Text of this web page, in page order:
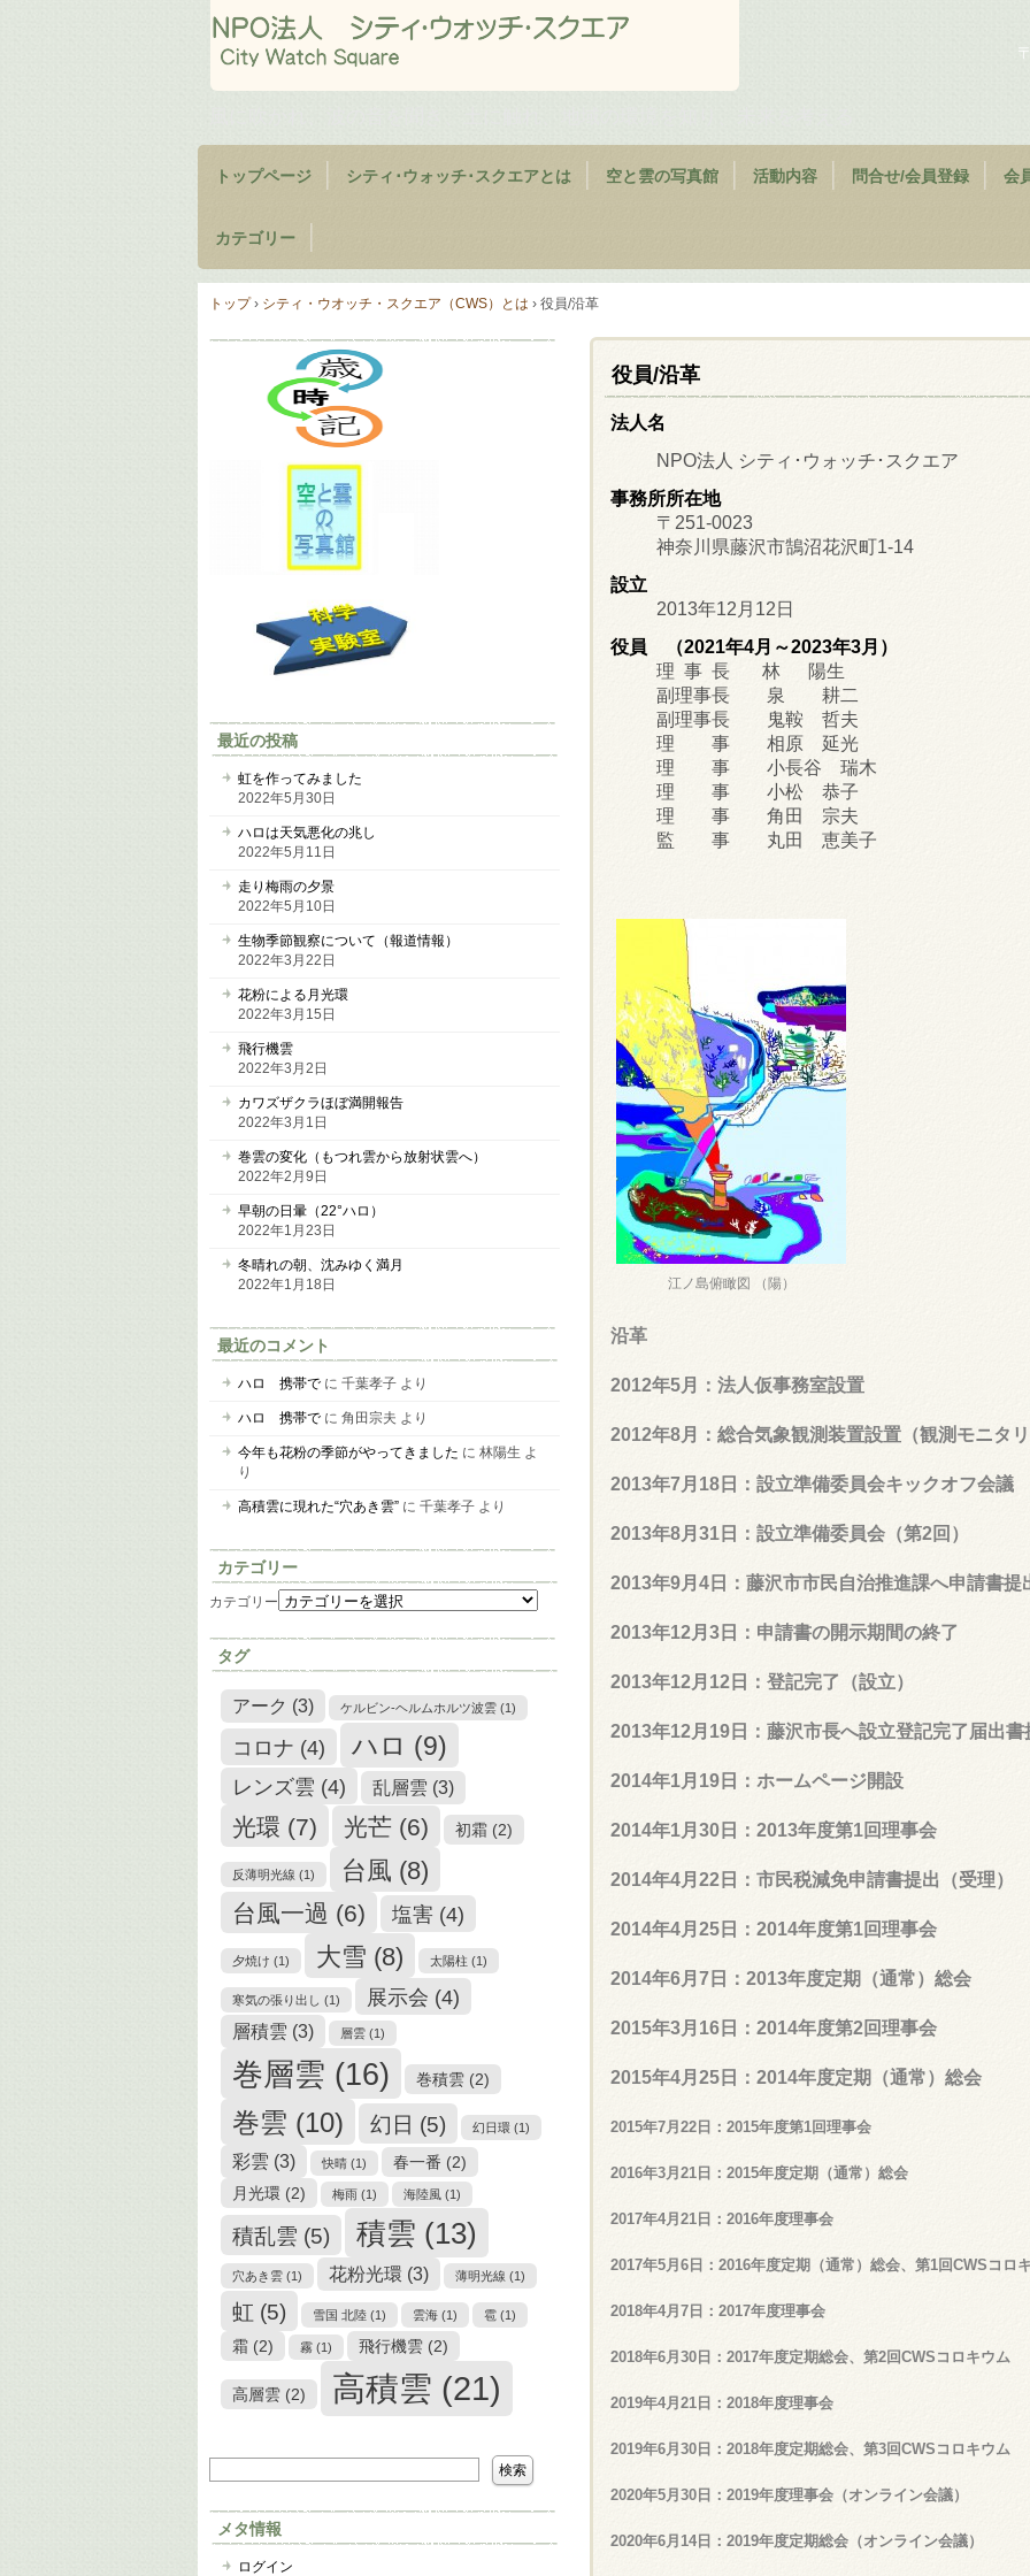
トップページ シティ･ウォッチ･スクエアとは 空と雲の写真館 活動内容 問合せ/会員登録 会
カテゴリー
トップ› シティ・ウオッチ・スクエア（CWS）とは › 役員/沿革
役員/沿革
法人名
NPO法人 シティ･ウォッチ･スクエア
事務所所在地
〒251-0023
神奈川県藤沢市鵠沼花沢町1-14
設立
2013年12月12日
役員 （2021年4月～2023年3月）
理 事 長 林 陽生
副理事長 泉 耕二
副 理事長 鬼鞍 哲夫
理 事 相原 延光
理 事 小長谷 瑞木
理 事 小松 恭子
理 事 角田 宗夫
監 事 丸田 恵美子
江ノ島俯瞰図 （陽）
沿革
2012年5月：法人仮事務室設置
2012年8月：総合気象観測装置設置（観測モニタ
2013年7月18日：設立準備委員会キックオフ会議
2013年8月31日：設立準備委員会（第2回）
2013年9月4日：藤沢市市民自治推進課へ申請書提
2013年12月3日：申請書の開示期間の終了
2013年12月12日：登記完了（設立）
2013年12月19日：藤沢市長へ設立登記完了届出書
2014年1月19日：ホームページ開設
2014年1月30日：2013年度第1回理事会
2014年4月22日：市民税減免申請書提出（受理）
2014年4月25日：2014年度第1回理事会
2014年6月7日：2013年度定期（通常）総会
2015年3月16日：2014年度第2回理事会
2015年4月25日：2014年度定期（通常）総会
2015年7月22日：2015年度第1回理事会
2016年3月21日：2015年度定期（通常）総会
2017年4月21日：2016年度理事会
2017年5月6日：2016年度定期（通常）総会、第1回CWSコロ
2018年4月7日：2017年度理事会
2018年6月30日：2017年度定期総会、第2回CWSコロキウム
2019年4月21日：2018年度理事会
2019年6月30日：2018年度定期総会、第3回CWSコロキウム
2020年5月30日：2019年度理事会（オンライン会議）
2020年6月14日：2019年度定期総会（オンライン会議）
最近の投稿
虹を作ってみました
2022年5月30日
ハロは天気悪化の兆し
2022年5月11日
走り梅雨の夕景
2022年5月10日
生物季節観察について（報道情報）
2022年3月22日
花粉による月光環
2022年3月15日
飛行機雲
2022年3月2日
カワズザクラほぼ満開報告
2022年3月1日
巻雲の変化（もつれ雲から放射状雲へ）
2022年2月9日
早朝の日暈（22°ハロ）
2022年1月23日
冬晴れの朝、沈みゆく満月
2022年1月18日
最近のコメント
ハロ 携帯で に 千葉孝子 より
ハロ 携帯で に 角田宗夫 より
今年も花粉の季節がやってきました に 林陽生 よ
り
高積雲に現れた“穴あき雲” に 千葉孝子 より
カテゴリー
カテゴリー
タグ
アーク (3) ケルビン-ヘルムホルツ波雲 (1)
コロナ (4) ハロ (9)
レンズ雲 (4) 乱層雲 (3)
光環 (7) 光芒 (6) 初霜 (2)
反薄明光線 (1) 台風 (8)
台風一過 (6) 塩害 (4)
夕焼け (1) 大雪 (8) 太陽柱 (1)
寒気の張り出し (1) 展示会 (4)
層積雲 (3) 層雲 (1)
巻層雲 (16) 巻積雲 (2)
巻雲 (10) 幻日 (5) 幻日環 (1)
彩雲 (3) 快晴 (1) 春一番 (2)
月光環 (2) 梅雨 (1) 海陸風 (1)
積乱雲 (5) 積雲 (13)
穴あき雲 (1) 花粉光環 (3) 薄明光線 (1)
虹 (5) 雪国 北陸 (1) 雲海 (1) 雹 (1)
霜 (2) 霧 (1) 飛行機雲 (2)
高層雲 (2) 高積雲 (21)
メタ情報
ログイン